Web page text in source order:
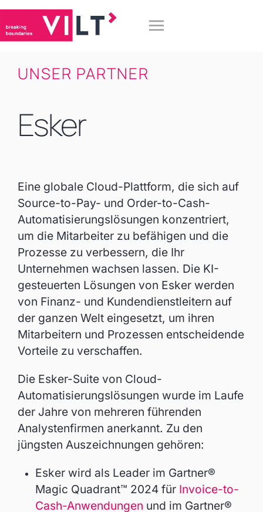
UNSER PARTNER
Esker
Eine globale Cloud-Plattform, die sich auf
Source-to-Pay- und Order-to-Cash-
Automatisierungslösungen konzentriert,
um die Mitarbeiter zu befähigen und die
Prozesse zu verbessern, die Ihr
Unternehmen wachsen lassen. Die KI-
gesteuerten Lösungen von Esker werden
von Finanz- und Kundendienstleitern auf
der ganzen Welt eingesetzt, um ihren
Mitarbeitern und Prozessen entscheidende
Vorteile zu verschaffen.
Die Esker-Suite von Cloud-
Automatisierungslösungen wurde im Laufe
der Jahre von mehreren führenden
Analystenfirmen anerkannt. Zu den
jüngsten Auszeichnungen gehören:
Esker wird als Leader im Gartner®
Magic Quadrant™ 2024 für Invoice-to-
Cash-Anwendungen und im Gartner®